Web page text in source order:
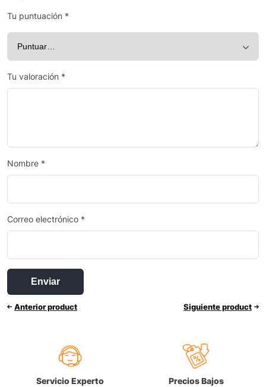
Tu puntuación *
Tu valoración *
Nombre *
Correo electrónico *
Anterior product Siguiente product
Servicio Experto Precios Bajos